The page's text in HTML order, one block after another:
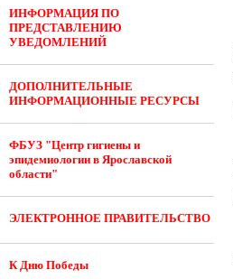
ИНФОРМАЦИЯ ПО
ПРЕДСТАВЛЕНИЮ
УВЕДОМЛЕНИЙ
ДОПОЛНИТЕЛЬНЫЕ
ИНФОРМАЦИОННЫЕ РЕСУРСЫ
ФБУЗ "Центр гигиены и
эпидемиологии в Ярославской
области"
ЭЛЕКТРОННОЕ ПРАВИТЕЛЬСТВО
К Дню Победы